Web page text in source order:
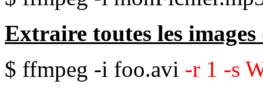
Extraire toutes les
$ ffmpeg -i foo.avi -r 1 -s